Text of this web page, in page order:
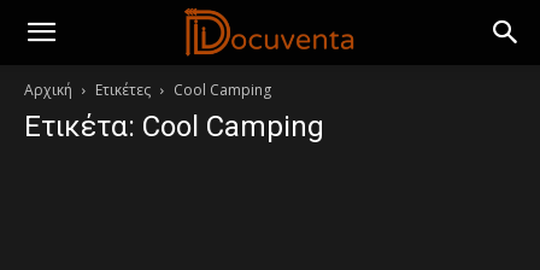
Αρχική Ετικέτες Cool Camping
Ετικέτα: Cool Camping